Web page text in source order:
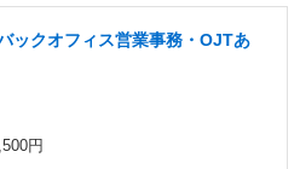
ックオフィス営業事務・OJTあ
円